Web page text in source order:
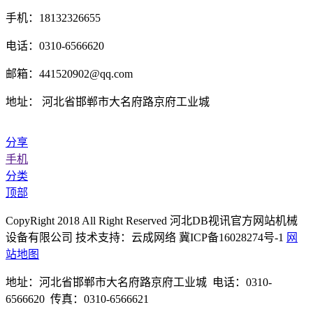
手机：18132326655
电话：0310-6566620
邮箱：441520902@qq.com
地址： 河北省邯郸市大名府路京府工业城
分享
手机
分类
顶部
CopyRight 2018 All Right Reserved 河北DB视讯官方网站机械
设备有限公司 技术支持：云成网络 冀ICP备16028274号-1 网
站地图
地址：河北省邯郸市大名府路京府工业城 电话：0310-
6566620 传真：0310-6566621